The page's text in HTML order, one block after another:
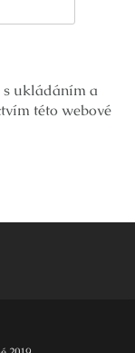
ukládáním a
této webové